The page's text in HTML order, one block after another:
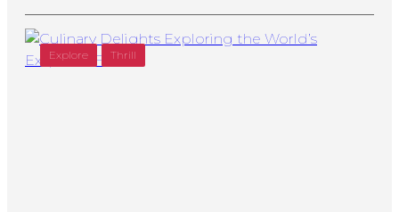
Explore Thrill